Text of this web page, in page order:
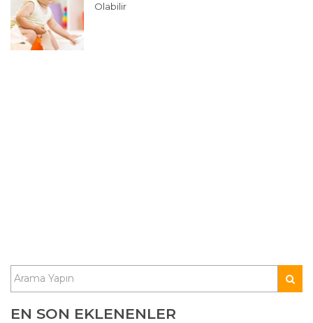
Olabilir
EN SON EKLENENLER